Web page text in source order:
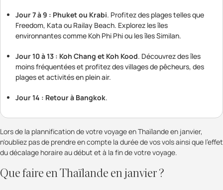
Jour 7 à 9 : Phuket ou Krabi. Profitez des plages telles que
Freedom, Kata ou Railay Beach. Explorez les îles
environnantes comme Koh Phi Phi ou les îles Similan.
Jour 10 à 13 : Koh Chang et Koh Kood. Découvrez des îles
moins fréquentées et profitez des villages de pêcheurs, des
plages et activités en plein air.
Jour 14 : Retour à Bangkok.
Lors de la plannification de votre voyage en Thaïlande en janvier,
n'oubliez pas de prendre en compte la durée de vos vols ainsi que l'effet
du décalage horaire au début et à la fin de votre voyage.
Que faire en Thaïlande en janvier ?